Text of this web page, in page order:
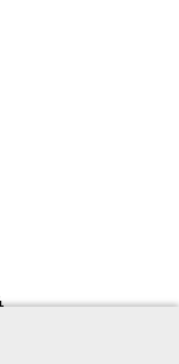
แก้ว อ.บางพลี